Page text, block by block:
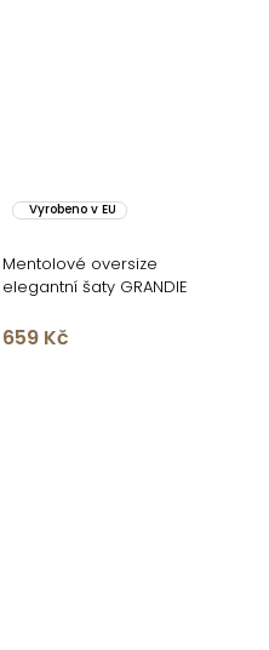
Vyrobeno v EU
Mentolové oversize
elegantní šaty GRANDIE
659 Kč